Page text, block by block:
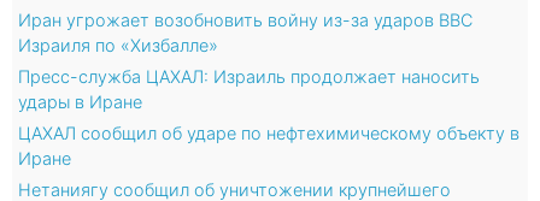
Иран угрожает возобновить войну из-за ударов ВВС
Израиля по «Хизбалле»
Пресс-служба ЦАХАЛ: Израиль продолжает наносить
удары в Иране
ЦАХАЛ сообщил об ударе по нефтехимическому объекту в
Иране
Нетаниягу сообщил об уничтожении крупнейшего